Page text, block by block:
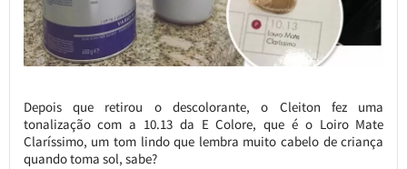
Depois que retirou o descolorante, o Cleiton fez uma
tonalização com a 10.13 da E Colore, que é o Loiro Mate
Claríssimo, um tom lindo que lembra muito cabelo de criança
quando toma sol, sabe?